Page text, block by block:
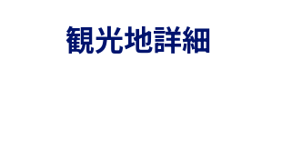
観光地詳細